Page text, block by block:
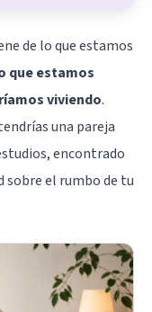
de lo que estamos
que estamos
viviendo.
una pareja
encontrado
sobre el rumbo de tu